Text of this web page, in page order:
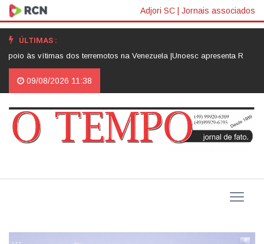
Adjori SC | Jornais associados
ÚLTIMAS :
vítimas dos terremotos na Venezuela |Unoesc apresenta Robô César
09/08/2026 11:38